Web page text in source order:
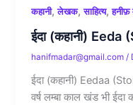
कहानी,लेखक,साहित्य,हनीफ़
ईदा (कहानी) Eeda
hanifmadar@gmail.com/
ईदा (कहानी) Eedaa
वर्ष लम्बा काल खंड भी ईदा